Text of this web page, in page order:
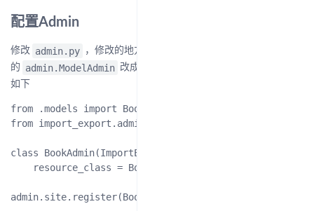
配置Admin
修改 admin.py
，修改的地方就是把我们定义的Admin类原本继承
的
admin.ModelAdmin 改成
如下
from .models import Book
from import_export.admin import ImportExportModelAdmin
class BookAdmin(ImportExportModelAdmin):
    resource_class = BookResource